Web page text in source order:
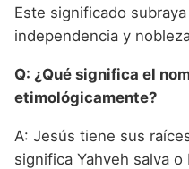
Este significado
independencia y
Q: ¿Qué significa el
etimológicamente?
A: Jesús tiene sus
significa Yahveh salva